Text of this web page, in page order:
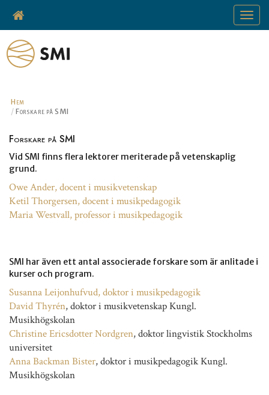
Toggle
Hem
Forskare på SMI
Forskare på SMI
Vid SMI finns flera lektorer meriterade på vetenskaplig
grund.
Owe Ander, docent i musikvetenskap
Ketil Thorgersen, docent i musikpedagogik
Maria Westvall, professor i musikpedagogik
SMI har även ett antal associerade forskare som är anlitade i
kurser och program.
Susanna Leijonhufvud, doktor i musikpedagogik
David Thyrén, doktor i musikvetenskap Kungl.
Musikhögskolan
Christine Ericsdotter Nordgren, doktor lingvistik Stockholms
universitet
Anna Backman Bister, doktor i musikpedagogik Kungl.
Musikhögskolan